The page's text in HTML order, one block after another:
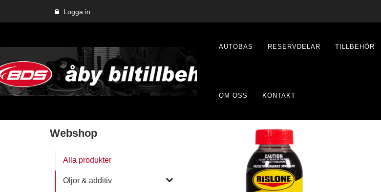
Logga in
AUTOBAS RESERVDELAR TILLBEHÖR
OM OSS KONTAKT
Webshop
Alla produkter
Oljor & additiv